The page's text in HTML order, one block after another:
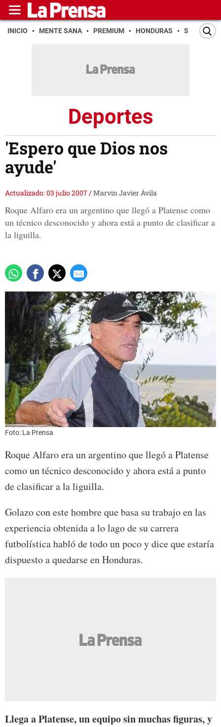
INICIO MENTE SANA PREMIUM HONDURAS SAN PEDRO
Deportes
'Espero que Dios nos
ayude'
Actualizado: 03 julio 2007/Marvin Javier Ávila
Roque Alfaro era un argentino que llegó a Platense como
un técnico desconocido y ahora está a punto de clasificar a
la liguilla.
Foto: La Prensa
Roque Alfaro era un argentino que llegó a Platense
como un técnico desconocido y ahora está a punto
de clasificar a la liguilla.
Golazo con este hombre que basa su trabajo en las
experiencia obtenida a lo lago de su carrera
futbolística habló de todo un poco y dice que estaría
dispuesto a quedarse en Honduras.
Llega a Platense, un equipo sin muchas figuras, y